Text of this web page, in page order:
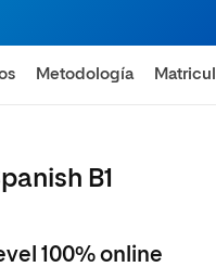
Metodología
B1
100% online